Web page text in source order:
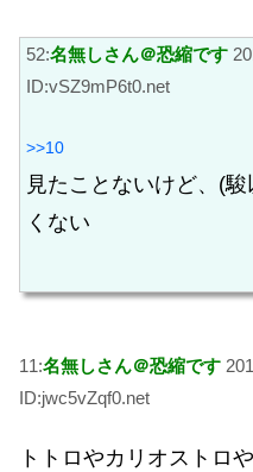
52:名無しさん＠恐縮です
ID:vSZ9mP6t0.net
>>10
見たことないけど、(
くない
11:名無しさん＠恐縮です
ID:jwc5vZqf0.net
トトロやカリオストロ